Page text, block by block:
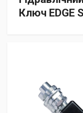
Ключ EDGE S